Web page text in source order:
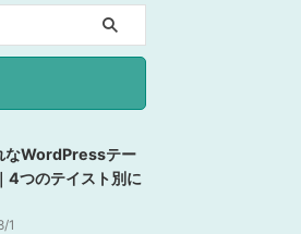
なWordPressテー
4つのテイスト別に
1